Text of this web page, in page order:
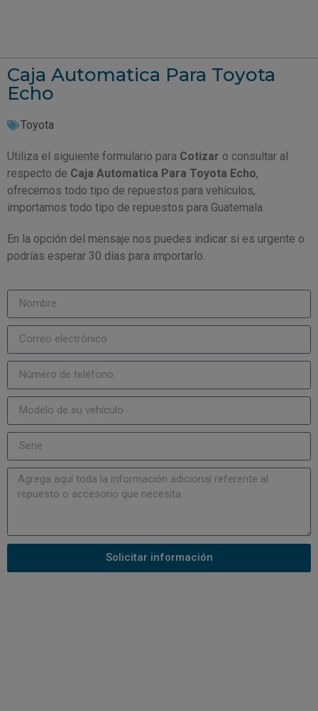
Caja Automatica Para Toyota
Echo
Toyota
Utiliza el siguiente formulario para Cotizar o consultar al
respecto de Caja Automatica Para Toyota Echo,
ofrecemos todo tipo de repuestos para vehículos,
importamos todo tipo de repuestos para Guatemala.
En la opción del mensaje nos puedes indicar si es urgente o
podrías esperar 30 días para importarlo.
Solicitar información